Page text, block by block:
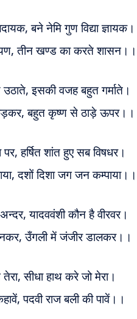
बने नेमि गुण विद्या ज्ञायक।
तीन खण्ड का करते शासन।।
उठाते,इसकी वजह बहुत गर्माते।
बहुत कृष्ण से ठाड़े ऊपर।।
पर,हर्षित शांत हुए सब विषधर।
दशों दिशा जग जन कम्पाया।।
यादववंशी कौन है वीरवर।
उँगली में जंजीर डालकर।।
सीधा हाथ करे जो मेरा।
पदवी राज बली की पावें।।